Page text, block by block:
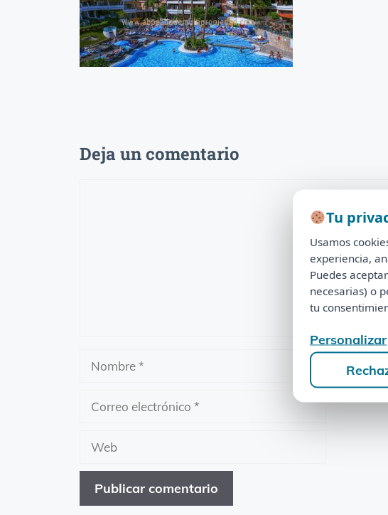
Deja un comentario
Nombre
Tu
Usamos
experiencia,
Puedes
necesarias) o
tu
Personalizar
Tu
Usamos
experiencia,
Puedes
necesarias) o
tu
Personalizar